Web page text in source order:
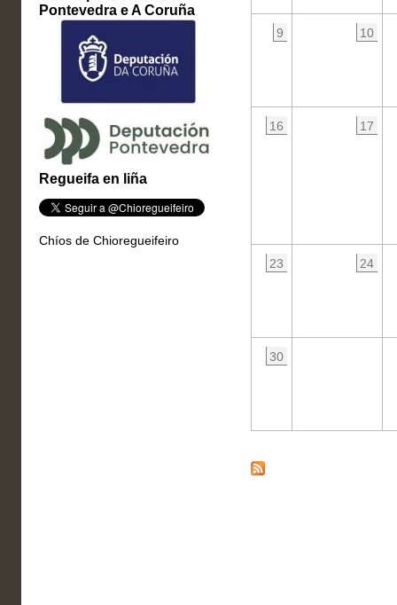
Pontevedra e A Coruña
Regueifa en liña
Chíos de Chioregueifeiro
9 10
16 17
23 24
30